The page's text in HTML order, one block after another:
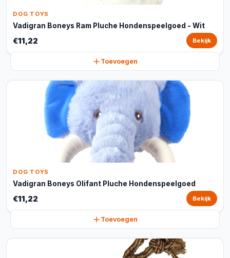
DOG TOYS
Vadigran Boneys Ram Pluche Hondenspeelgoed - Wit
€11,22 Bekijk
Toevoegen
DOG TOYS
Vadigran Boneys Olifant Pluche Hondenspeelgoed
€11,22 Bekijk
Toevoegen